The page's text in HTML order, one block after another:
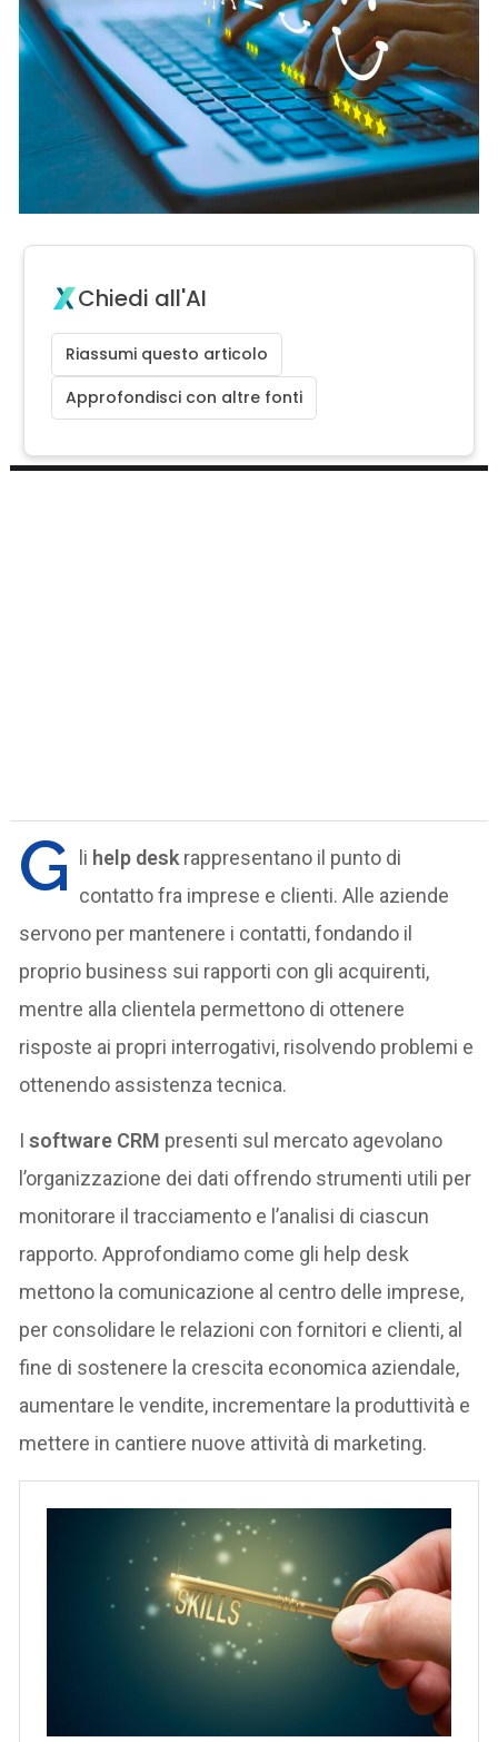
Chiedi all'AI
Riassumi questo articolo
Approfondisci con altre fonti
G li help desk rappresentano il punto di
contatto fra imprese e clienti. Alle aziende
servono per mantenere i contatti, fondando il
proprio business sui rapporti con gli acquirenti,
mentre alla clientela permettono di ottenere
risposte ai propri interrogativi, risolvendo problemi e
ottenendo assistenza tecnica.
Isoftware CRM presenti sul mercato agevolano
l’organizzazione dei dati offrendo strumenti utili per
monitorare il tracciamento e l’analisi di ciascun
rapporto. Approfondiamo come gli help desk
mettono la comunicazione al centro delle imprese,
per consolidare le relazioni con fornitori e clienti, al
fine di sostenere la crescita economica aziendale,
aumentare le vendite, incrementare la produttività e
mettere in cantiere nuove attività di marketing.